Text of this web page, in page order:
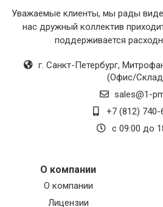
Уважаемые клиенты, мы рады
нас дружный коллектив
поддерживается
г. Санкт-Петербург,
(Офис/
sales@1-
+7 (812) 740-
с 09:00 до
О компании
О компании
Лицензии